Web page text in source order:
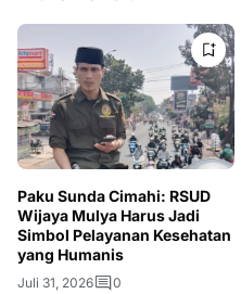
Paku Sunda Cimahi: RSUD
Wijaya Mulya Harus Jadi
Simbol Pelayanan Kesehatan
yang Humanis
Juli 31, 2026 0